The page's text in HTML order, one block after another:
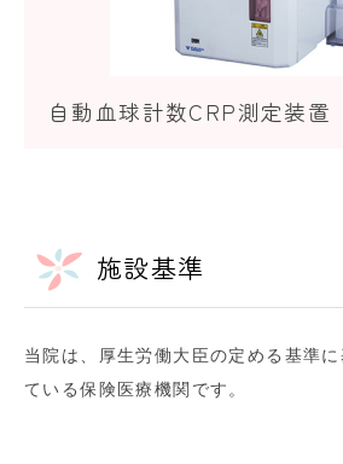
自動血球計数CRP測定装置
施設基準
当院は、厚生労働大臣の定める基準
ている保険医療機関です。